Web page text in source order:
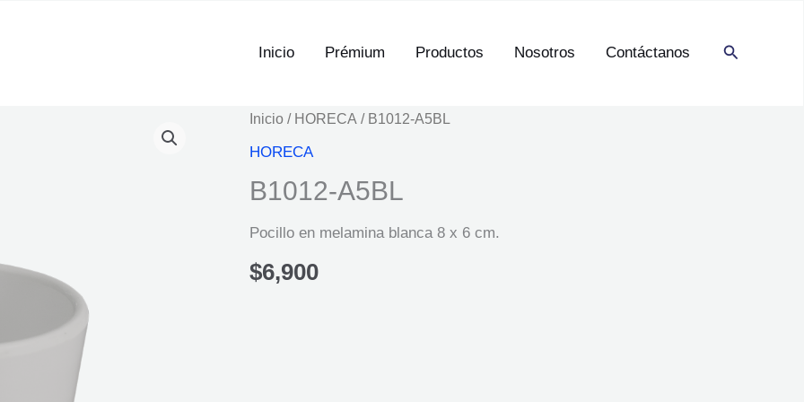
Inicio Prémium Productos Nosotros Contáctanos Buscar
Inicio/ HORECA / B1012-A5BL
HORECA
B1012-A5BL
Pocillo en melamina blanca 8 x 6 cm.
$6,900